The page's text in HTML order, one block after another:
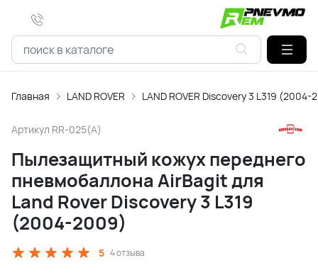
Главная LAND ROVER LAND ROVER Discovery 3 L319
Артикул RR-025(A)
Пылезащитный кожух переднего
пневмобаллона AirBagit для
Land Rover Discovery 3 L319
(2004-2009)
5 4 отзыва